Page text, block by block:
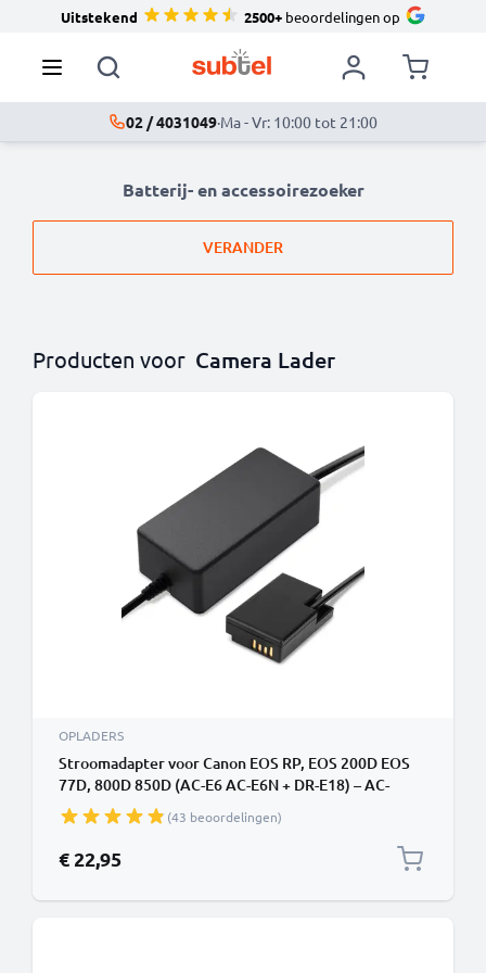
Uitstekend 2500+beoordelingen op
02 / 4031049·Ma - Vr: 10:00 tot 21:00
Batterij- en accessoirezoeker
VERANDER
Producten voor Camera Lader
OPLADERS
Stroomadapter voor Canon EOS RP, EOS 200D EOS
77D, 800D 850D (AC-E6 AC-E6N + DR-E18) – AC-
adapter (inclusief ACK-E18) (ca. 3m oplaadkabel – 8V,
2A, 24W) () van CELLONIC
(43 beoordelingen)
€ 22,95